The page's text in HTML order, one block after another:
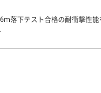
落下テスト合格の耐衝撃性